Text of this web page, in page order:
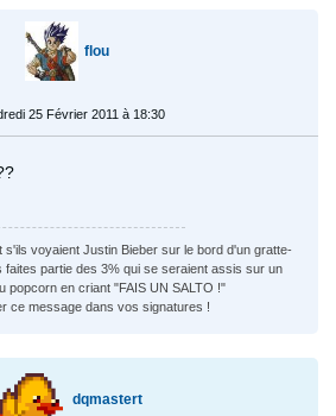
flou
25 Février 2011 à 18:30
s'ils voyaient Justin Bieber sur le bord d'un gratte-
faites partie des 3% qui se seraient assis sur un
popcorn en criant "FAIS UN SALTO !"
ce message dans vos signatures !
dqmastert